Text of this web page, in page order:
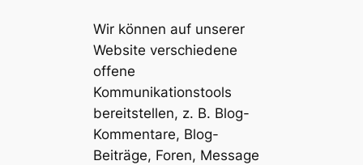
Wir können auf unserer
Website verschiedene
offene
Kommunikationstools
bereitstellen, z. B. Blog-
Kommentare, Blog-
Beiträge, Foren, Message